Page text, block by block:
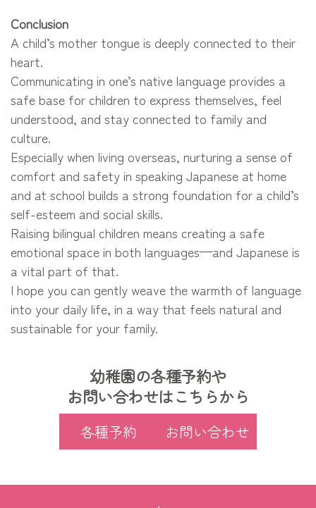
Conclusion
A child’s mother tongue is deeply connected to their
heart.
Communicating in one’s native language provides a
safe base for children to express themselves, feel
understood, and stay connected to family and
culture.
Especially when living overseas, nurturing a sense of
comfort and safety in speaking Japanese at home
and at school builds a strong foundation for a child’s
self-esteem and social skills.
Raising bilingual children means creating a safe
emotional space in both languages—and Japanese is
a vital part of that.
I hope you can gently weave the warmth of language
into your daily life, in a way that feels natural and
sustainable for your family.
幼稚園の各種予約や
お問い合わせはこちらから
各種予約 お問い合わせ